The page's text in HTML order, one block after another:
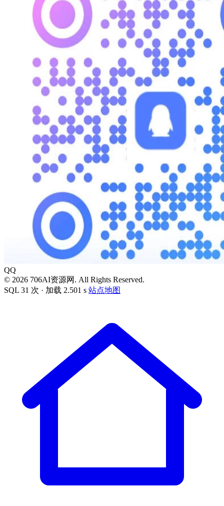
QQ
© 2026 706AI资源网. All Rights Reserved.
SQL 31 次 · 加载 2.501 s 站点地图